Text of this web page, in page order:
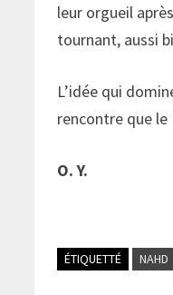
leur orgueil
tournant, aussi
L’idée qui
rencontre que le
O. Y.
ÉTIQUETTÉ NAHD